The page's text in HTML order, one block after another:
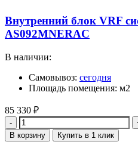
Внутренний блок VRF
AS092MNERAC
В наличии:
Самовывоз: сегодня
Площадь помещения: м2
85 330 ₽
Количество
В корзину Купить в 1 клик